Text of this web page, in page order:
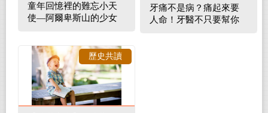
童年回憶裡的難忘小天
使—阿爾卑斯山的少女
牙痛不是病？痛起來要
人命！牙醫不只要幫你
歷史共讀